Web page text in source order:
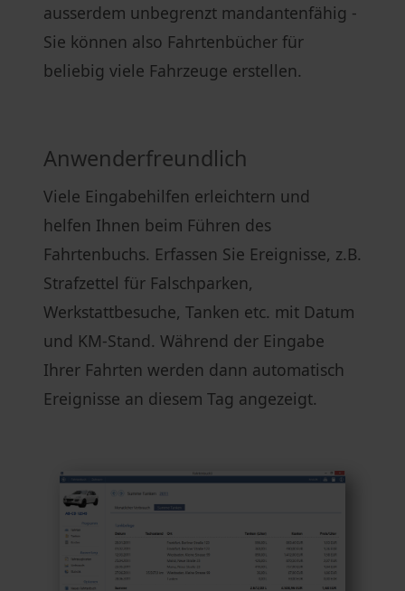
ausserdem unbegrenzt mandantenfähig -
Sie können also Fahrtenbücher für
beliebig viele Fahrzeuge erstellen.
Anwenderfreundlich
Viele Eingabehilfen erleichtern und
helfen Ihnen beim Führen des
Fahrtenbuchs. Erfassen Sie Ereignisse, z.B.
Strafzettel für Falschparken,
Werkstattbesuche, Tanken etc. mit Datum
und KM-Stand. Während der Eingabe
Ihrer Fahrten werden dann automatisch
Ereignisse an diesem Tag angezeigt.